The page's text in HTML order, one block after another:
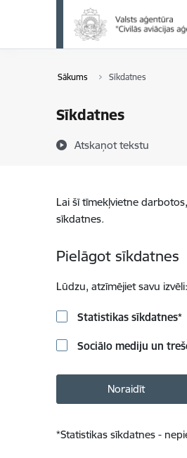
Pāriet uz lapas saturu
Sākums Sīkdatnes
Sīkdatnes
Atskaņot tekstu
Lai šī tīmekļvietne
sīkdatnes.
Pielāgot sīkdatnes
Lūdzu, atzīmējiet savu izvēli:
Statistikas sīkdatnes*
Sociālo mediju un
Noraidīt
*Statistikas sīkdatnes -